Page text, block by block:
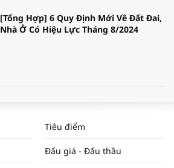
[Tổng Hợp] 6 Quy Định Mới Về Đất Đai,
Nhà Ở Có Hiệu Lực Tháng 8/2024
NAM NĂM 2024 VÀ NĂM 2025 | NHỊP
ĐẬP THỊ TRƯỜNG #62
Tiêu điểm
Đấu giá - Đấu thầu